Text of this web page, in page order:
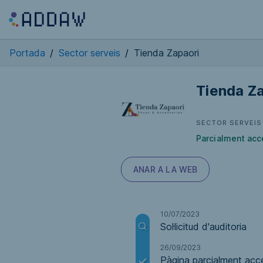
Portada / Sector serveis / Tienda Zapaori
Tienda
SECTOR SERVEIS
Parcialment
ANAR A LA WEB
10/07/2023
Sol·licitud d'auditoria
26/09/2023
Pàgina parcialment